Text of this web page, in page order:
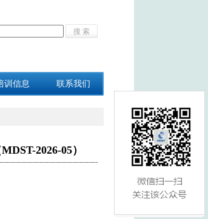
训信息 联系我们
2026-05）